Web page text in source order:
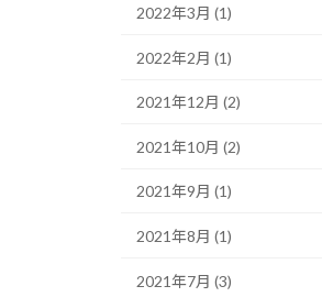
2022年3月 (1)
2022年2月 (1)
2021年12月 (2)
2021年10月 (2)
2021年9月 (1)
2021年8月 (1)
2021年7月 (3)